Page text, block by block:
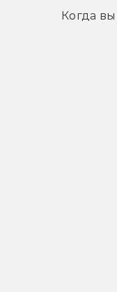
Когда